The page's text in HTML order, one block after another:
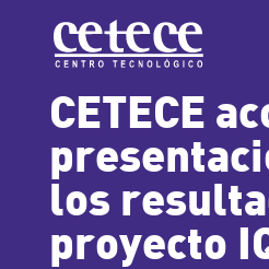
CETECE
los
proyecto